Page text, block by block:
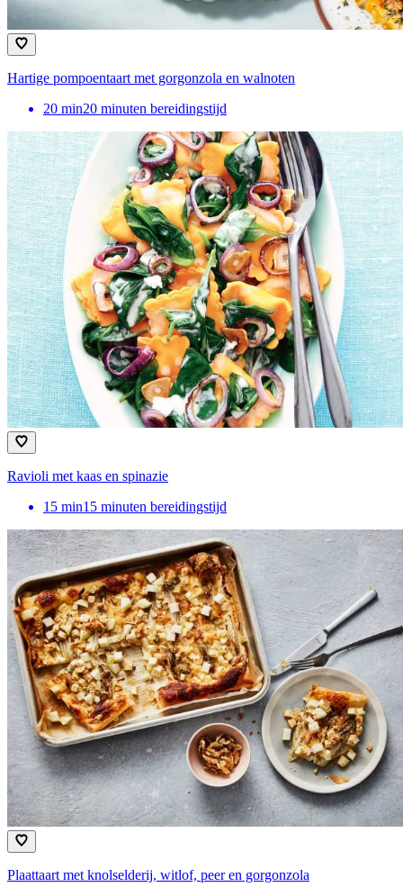
Hartige pompoentaart met gorgonzola en walnoten
20 min20 minuten bereidingstijd
Ravioli met kaas en spinazie
15 min15 minuten bereidingstijd
Plaattaart met knolselderij, witlof, peer en gorgonzola